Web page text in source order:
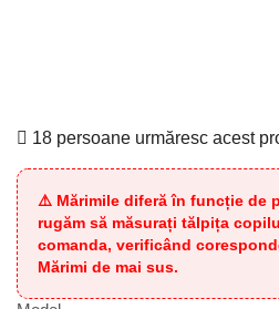
18 persoane urmăresc acest
⚠️ Mărimile diferă în funcție de
rugăm să măsurați tălpița
comanda, verificând
Mărimi de mai sus.